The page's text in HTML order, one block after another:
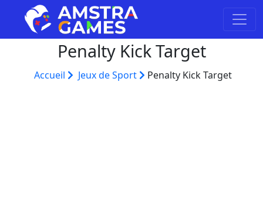
Penalty Kick Target
Accueil Jeux de Sport Penalty Kick Target